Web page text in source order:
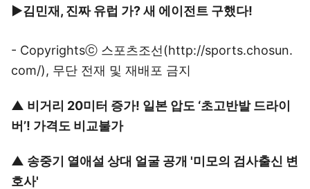
▶김민재, 진짜 유럽 가? 새 에이전트 구했다!
- Copyrightsⓒ 스포츠조선(http://sports.chosun.
com/), 무단 전재 및 재배포 금지
▲ 비거리 20미터 증가! 일본 압도 ‘초고반발 드라이
버’! 가격도 비교불가
▲ 송중기 열애설 상대 얼굴 공개 '미모의 검사출신 변
호사'